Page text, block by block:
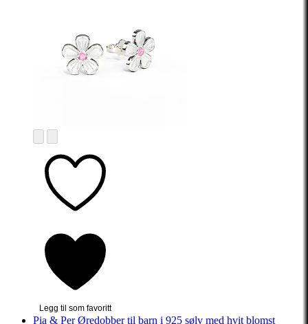
Legg til som favoritt
Pia & Per Øredobber til barn i 925 sølv med hvit blomst